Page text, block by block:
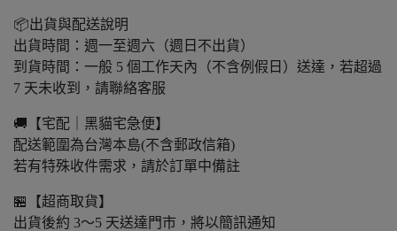
📦出貨與配送說明
出貨時間：週一至週六（週日不出貨）
到貨時間：一般 5 個工作天內（不含例假日）送達，若超過
7 天未收到，請聯絡客服
🚚【宅配｜黑貓宅急便】
配送範圍為台灣本島(不含郵政信箱)
若有特殊收件需求，請於訂單中備註
🏪【超商取貨】
出貨後約 3～5 天送達門市，將以簡訊通知